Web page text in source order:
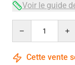
Voir le guide
Cette vente